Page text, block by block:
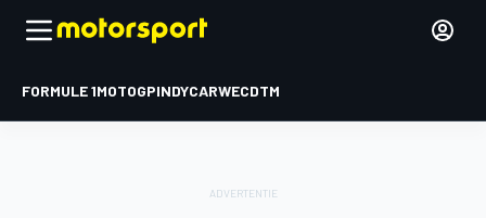
FORMULE 1MOTOGPINDYCARWECDTM